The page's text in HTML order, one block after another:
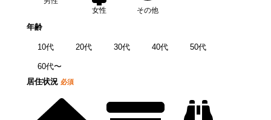
女性
その他
年齢
10代 20代 30代 40代 50代
60代〜
居住状況 必須